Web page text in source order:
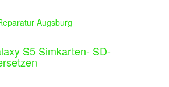
S5 Simkarten- SD-